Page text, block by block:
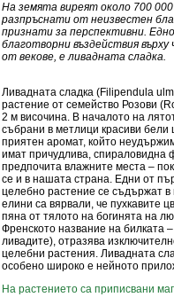
На земята виреят около 700
разпръснати от неизвестен
признати за перспективни.
благотворни въздействия
от векове, е ливадната сладка.
Ливадната сладка (Filipendula
растение от семейство Розови
2 м височина. В началото на
събрани в метлици красиви бели
приятен аромат, който
имат причудлива, спираловидна
предпочита влажните места –
се и в нашата страна. Едни от
целебно растение се съдържат в
елини са вярвали, че пухкавите
пяна от тялото на богинята на
Френското название на билката
ливадите), отразява
целебни растения. Ливадната
особено широко е нейното
На растението са приписвани